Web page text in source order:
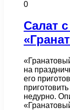
0
Салат
на
его
недурно.